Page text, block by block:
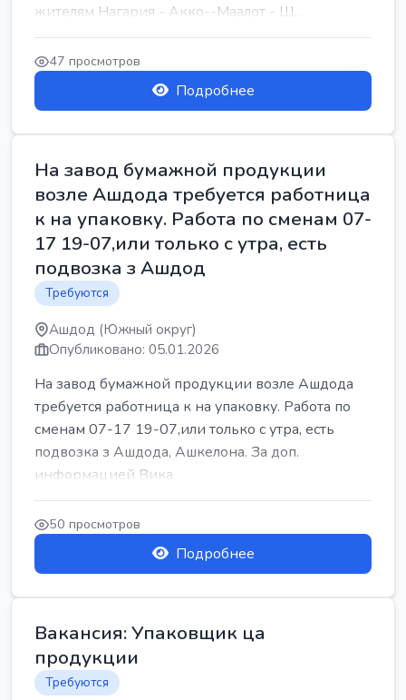
жителям Нагария - Акко--Маалот - Ш...
47 просмотров
Подробнее
На завод бумажной продукции
возле Ашдода требуется работница
к на упаковку. Работа по сменам 07-
17 19-07,или только с утра, есть
подвозка з Ашдод
Требуются
Ашдод (Южный округ)
Опубликовано: 05.01.2026
На завод бумажной продукции возле Ашдода
требуется работница к на упаковку. Работа по
сменам 07-17 19-07,или только с утра, есть
подвозка з Ашдода, Ашкелона. За доп.
информацией Вика
50 просмотров
Подробнее
Вакансия: Упаковщик ца
продукции
Требуются